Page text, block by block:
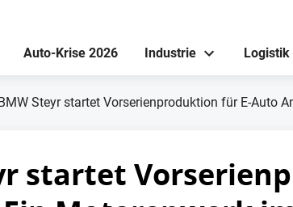
Auto-Krise 2026 Industrie Logistik
Steyr startet Vorserienproduktion für E-Auto
startet